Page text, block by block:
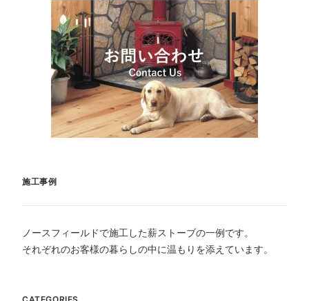
施工事例
ノースフィールドで施工した薪ストーブの一例です。
それぞれのお客様の暮らしの中に温もりを添えています。